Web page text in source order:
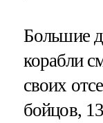
Большие
корабли
своих
бойцов,